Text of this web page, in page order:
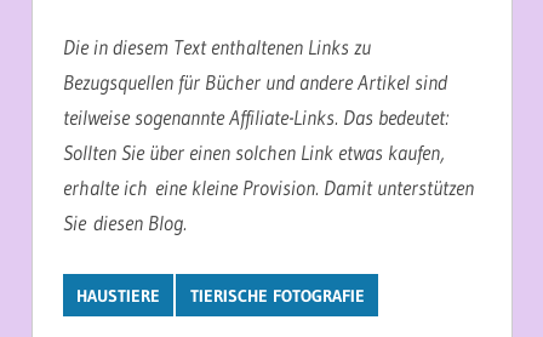
Die in diesem Text enthaltenen Links zu
Bezugsquellen für Bücher und andere Artikel sind
teilweise sogenannte Affiliate-Links. Das bedeutet:
Sollten Sie über einen solchen Link etwas kaufen,
erhalte ich eine kleine Provision. Damit unterstützen
Sie diesen Blog.
HAUSTIERE TIERISCHE FOTOGRAFIE